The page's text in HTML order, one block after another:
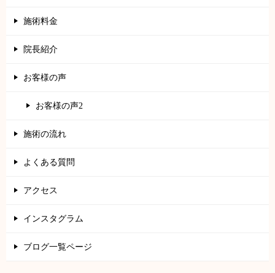
施術料金
院長紹介
お客様の声
お客様の声2
施術の流れ
よくある質問
アクセス
インスタグラム
ブログ一覧ページ